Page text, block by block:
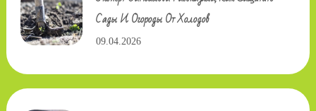
Сады И Огороды От Холодов
09.04.2026